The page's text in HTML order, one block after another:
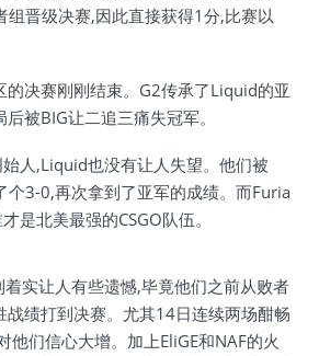
组晋级决赛,因此直接获得1分,比赛以
的决赛刚刚结束。G2传承了Liquid的亚
被BIG让二追三痛失冠军。
人,Liquid也没有让人失望。他们被
个3-0,再次拿到了亚军的成绩。而Furia
是北美最强的CSGO队伍。
实让人有些遗憾,毕竟他们之前从败者
战绩打到决赛。尤其14日连续两场酣畅
他们信心大增。加上EliGE和NAF的火